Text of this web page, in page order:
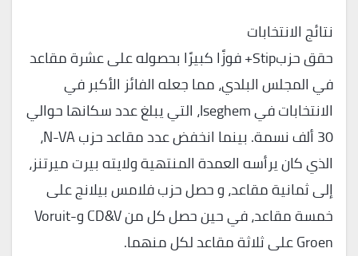
نتائج الانتخابات
حقق حزبStip+ فوزًا كبيرًا بحصوله على عشرة مقاعد
في المجلس البلدي، مما جعله الفائز الأكبر في
الانتخابات في Iseghem، التي يبلغ عدد سكانها حوالي
30 ألف نسمة. بينما انخفض عدد مقاعد حزب N-VA،
الذي كان يرأسه العمدة المنتهية ولايته بيرت ميرتنز،
إلى ثمانية مقاعد، و حصل حزب فلامس بيلانج على
خمسة مقاعد، في حين حصل كل من CD&V وVoruit-
Groen على ثلاثة مقاعد لكل منهما.